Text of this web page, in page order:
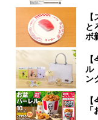
と
ボ
ル
ン